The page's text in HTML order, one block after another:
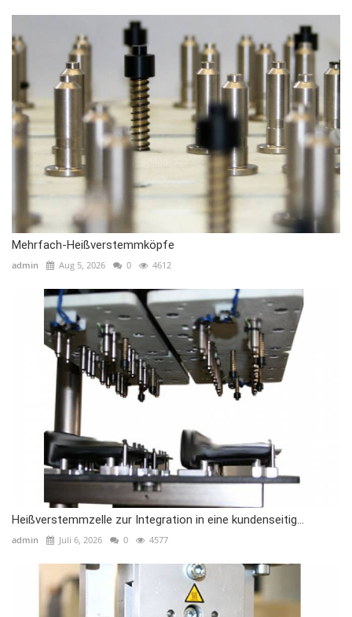
Mehrfach-Heißverstemmköpfe
admin Aug 5, 2026 0 4612
Heißverstemmzelle zur Integration in eine kundenseitig...
admin Juli 6, 2026 0 4577